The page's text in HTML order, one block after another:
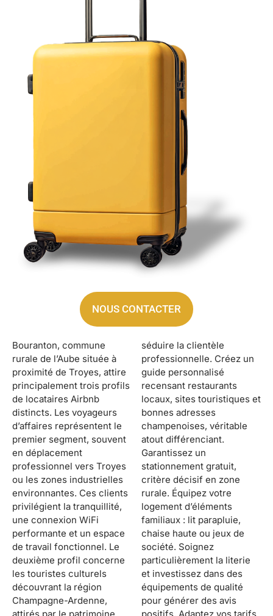
NOUS CONTACTER
Bouranton, commune
rurale de l’Aube située à
proximité de Troyes, attire
principalement trois profils
de locataires Airbnb
distincts. Les voyageurs
d’affaires représentent le
premier segment, souvent
en déplacement
professionnel vers Troyes
ou les zones industrielles
environnantes. Ces clients
privilégient la tranquillité,
une connexion WiFi
performante et un espace
de travail fonctionnel. Le
deuxième profil concerne
les touristes culturels
découvrant la région
Champagne-Ardenne,
séduire la clientèle
professionnelle. Créez un
guide personnalisé
recensant restaurants
locaux, sites touristiques et
bonnes adresses
champenoises, véritable
atout différenciant.
Garantissez un
stationnement gratuit,
critère décisif en zone
rurale. Équipez votre
logement d’éléments
familiaux : lit parapluie,
chaise haute ou jeux de
société. Soignez
particulièrement la literie
et investissez dans des
équipements de qualité
pour générer des avis